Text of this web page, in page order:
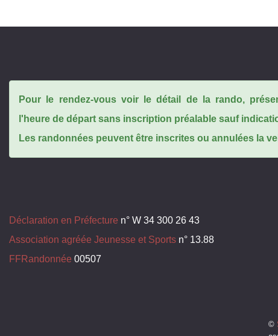
Pour le rendez-vous voir le détail de la rando,
l'heure de départ sans inscription préalable sauf
Les randonnées peuvent être inscrites ou annulées la
Déclaration en Préfecture n° W 34 300 26 43
Association agréée Jeunesse et Sports n° 13.88
FFRandonnée 00507
©